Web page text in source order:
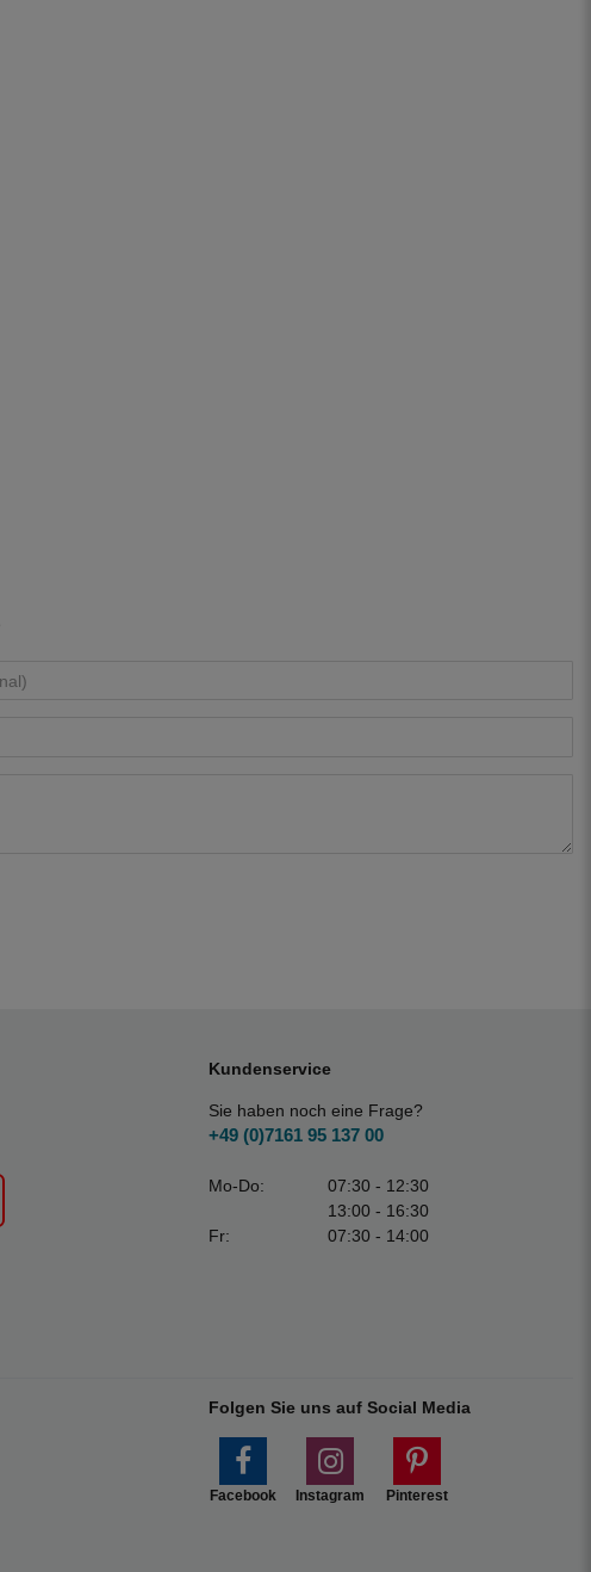
Kundenservice
Sie haben noch eine Frage?
+49 (0)7161 95 137 00
Mo-Do:
07:30 - 12:30
13:00 - 16:30
Fr:
07:30 - 14:00
Folgen Sie uns auf Social Media
Facebook Instagram Pinterest